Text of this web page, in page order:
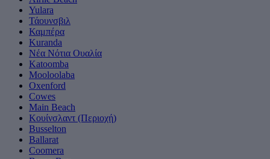
Yulara
Τάουνσβιλ
Καμπέρα
Kuranda
Νέα Νότια Ουαλία
Katoomba
Mooloolaba
Oxenford
Cowes
Main Beach
Κουίνσλαντ (Περιοχή)
Busselton
Ballarat
Coomera